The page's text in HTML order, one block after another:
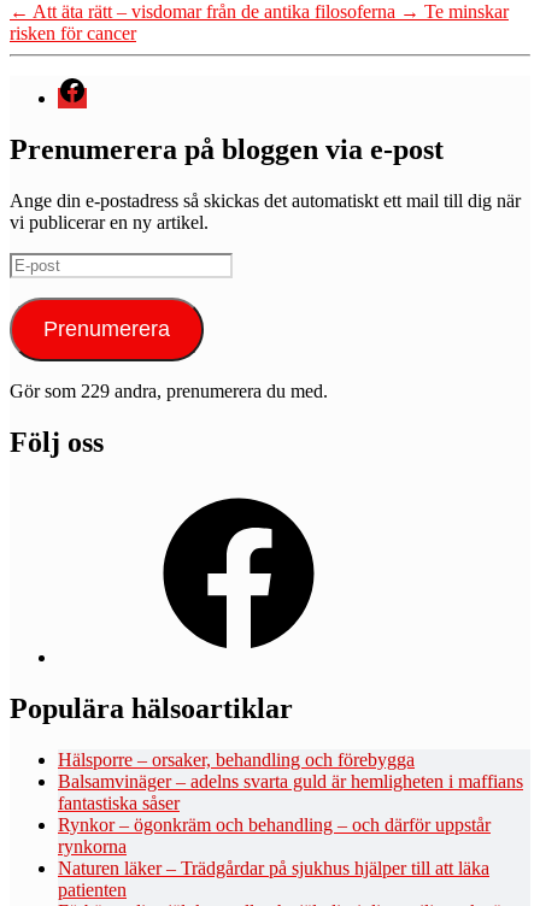
← Att äta rätt – visdomar från de antika filosoferna → Te minskar
risken för cancer
Menyval
Prenumerera på bloggen via e-post
Ange din e-postadress så skickas det automatiskt ett mail till dig när
vi publicerar en ny artikel.
E-
post
Prenumerera
Gör som 229 andra, prenumerera du med.
Följ oss
Populära hälsoartiklar
Hälsporre – orsaker, behandling och förebygga
Balsamvinäger – adelns svarta guld är hemligheten i maffians
fantastiska såser
Rynkor – ögonkräm och behandling – och därför uppstår
rynkorna
Naturen läker – Trädgårdar på sjukhus hjälper till att läka
patienten